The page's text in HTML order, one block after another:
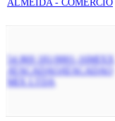
ALMEIDA - COMERCIO
54.869.181/0001-16MIXX
ATACADAO
ATACADAO
MIX LTDA